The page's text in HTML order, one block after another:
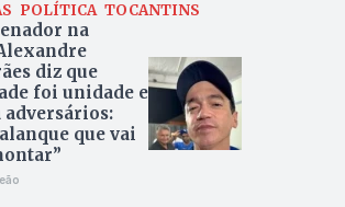
POLÍTICA TOCANTINS
na
diz que
foi unidade e
que vai